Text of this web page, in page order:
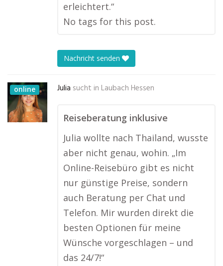
erleichtert.“
No tags for this post.
Nachricht senden
online Julia sucht in Laubach Hessen
Reiseberatung inklusive
Julia wollte nach Thailand, wusste
aber nicht genau, wohin. „Im
Online-Reisebüro gibt es nicht
nur günstige Preise, sondern
auch Beratung per Chat und
Telefon. Mir wurden direkt die
besten Optionen für meine
Wünsche vorgeschlagen – und
das 24/7!“